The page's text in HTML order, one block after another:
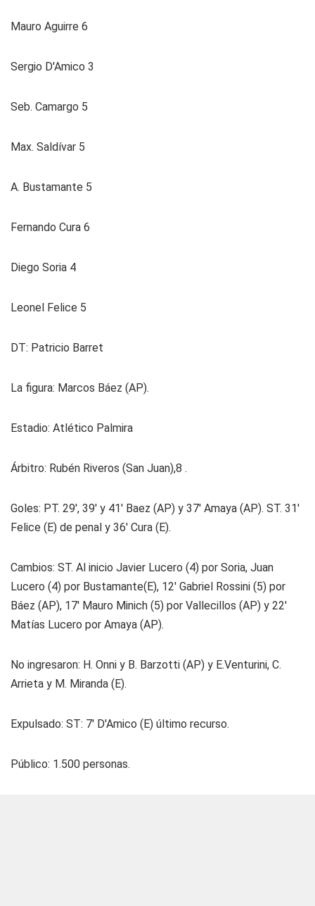
Mauro Aguirre 6
Sergio D'Amico 3
Seb. Camargo 5
Max. Saldívar 5
A. Bustamante 5
Fernando Cura 6
Diego Soria 4
Leonel Felice 5
DT: Patricio Barret
La figura: Marcos Báez (AP).
Estadio: Atlético Palmira
Árbitro: Rubén Riveros (San Juan),8 .
Goles: PT. 29', 39' y 41' Baez (AP) y 37' Amaya (AP). ST. 31'
Felice (E) de penal y 36' Cura (E).
Cambios: ST. Al inicio Javier Lucero (4) por Soria, Juan
Lucero (4) por Bustamante(E), 12' Gabriel Rossini (5) por
Báez (AP), 17' Mauro Minich (5) por Vallecillos (AP) y 22'
Matías Lucero por Amaya (AP).
No ingresaron: H. Onni y B. Barzotti (AP) y E.Venturini, C.
Arrieta y M. Miranda (E).
Expulsado: ST: 7' D'Amico (E) último recurso.
Público: 1.500 personas.